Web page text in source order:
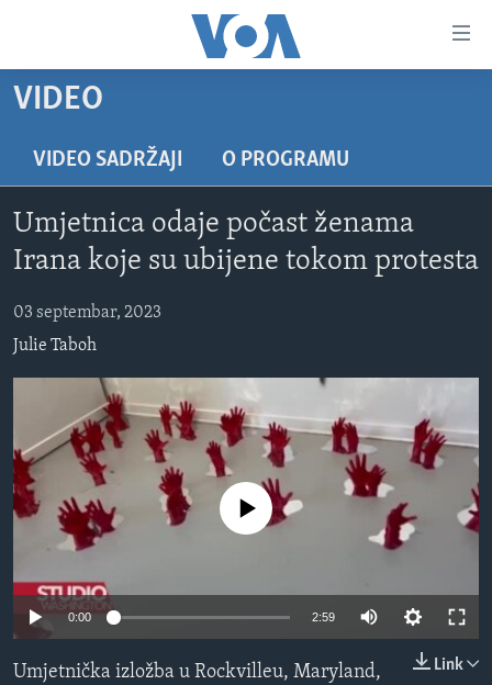
glavni
Pređi
na
glavnu
navigaciju
Idi
pretragu
VIDEO
VIJESTI
SJEDINJENE AMERIČKE DRŽAVE
BOSNA I HERCEGOVINA
SVIJET
NAUKA I TEHNOLOGIJA
SPECIJALNI PROJEKTI
KORUPCIJA
SLOBODA MEDIJA
ŽENSKA STRANA
IZBJEGLIČKA STRANA
MAGAZIN
O GLASU AMERIKE
Learning English
PRATITE NAS
VIDEO
VIDEO SADRŽAJI O PROGRAMU
Umjetnica odaje počast ženama
Irana koje su ubijene tokom protesta
03 septembar, 2023
Julie Taboh
No media source currently available
0:00 2:59
Link
Umjetnička izložba u Rockvilleu, Maryland,